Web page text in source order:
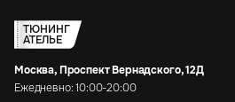
ТЮНИНГ
АТЕЛЬЕ
Москва, Проспект Вернадского, 12Д
Ежедневно: 10:00-20:00